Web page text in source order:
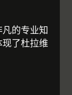
的专业知
现了杜拉维